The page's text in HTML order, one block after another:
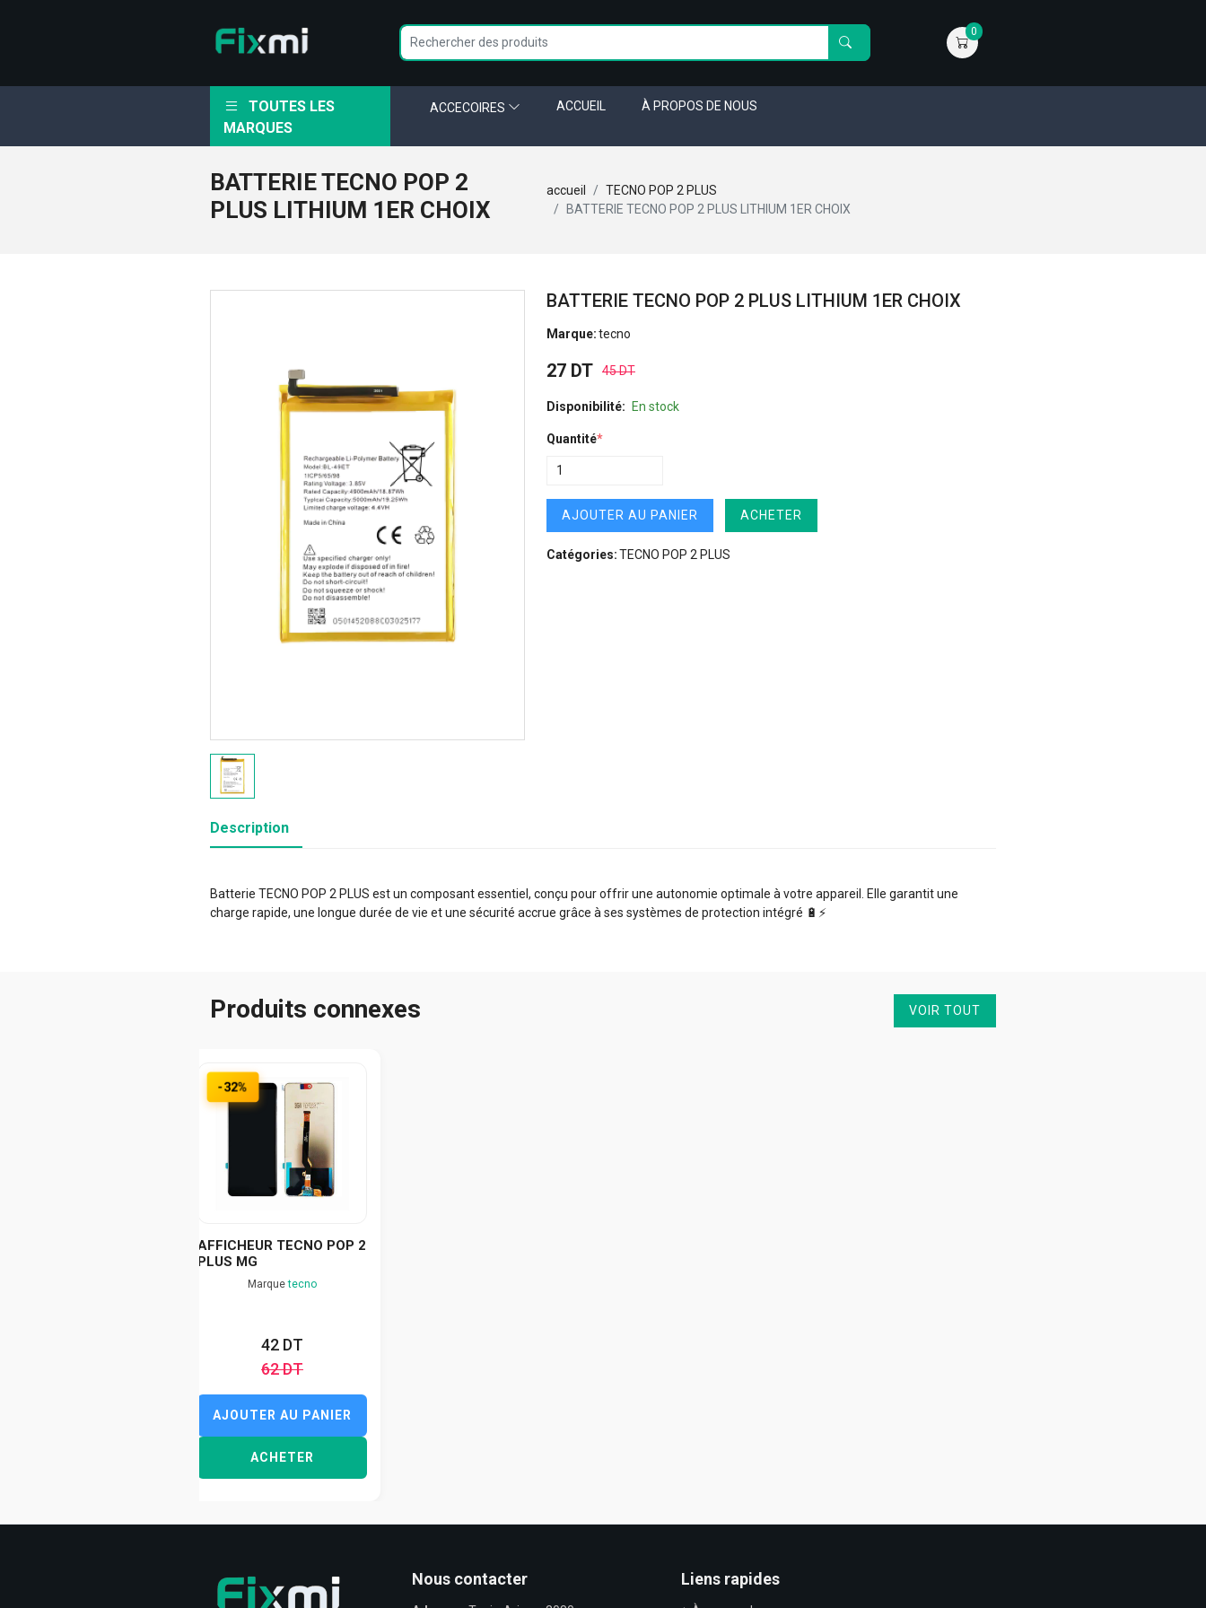
0
TOUTES LES
MARQUES
ACCECOIRES ACCUEIL À PROPOS DE NOUS
BATTERIE TECNO POP 2
PLUS LITHIUM 1ER CHOIX
accueil
TECNO POP 2 PLUS
BATTERIE TECNO POP 2 PLUS LITHIUM 1ER CHOIX
BATTERIE TECNO POP 2 PLUS LITHIUM 1ER CHOIX
Marque:tecno
27 DT 45 DT
Disponibilité: En stock
Quantité*
AJOUTER AU PANIER ACHETER
Catégories:TECNO POP 2 PLUS
Description
Batterie TECNO POP 2 PLUS est un composant essentiel, conçu pour offrir une autonomie optimale à votre appareil. Elle garantit une
charge rapide, une longue durée de vie et une sécurité accrue grâce à ses systèmes de protection intégré 🔋⚡️
Produits connexes VOIR TOUT
-32%
AFFICHEUR TECNO POP 2
PLUS MG
Marquetecno
42 DT
62 DT
AJOUTER AU PANIER
ACHETER
Nous contacter Liens rapides